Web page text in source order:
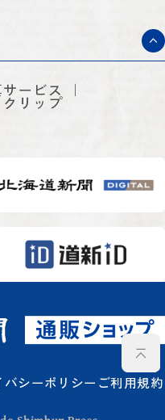
ービス
リップ
バシーポリシー ご利用規約